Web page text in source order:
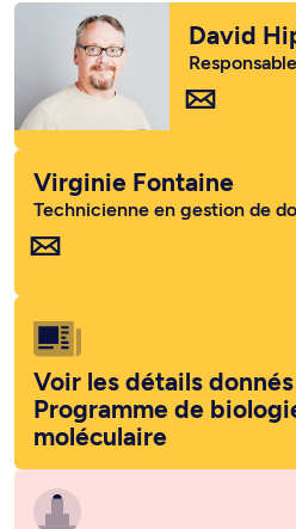
David
Virginie Fontaine
Technicienne en gestion de
Voir les détails
Programme de
moléculaire